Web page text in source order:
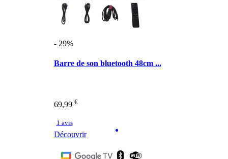
- 29%
Barre de son bluetooth 48cm ...
69,99 €
1 avis
Découvrir